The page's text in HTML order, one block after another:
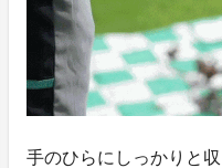
手のひらにしっかりと